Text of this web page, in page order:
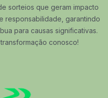
sorteios que geram impacto
responsabilidade, garantindo
para causas significativas.
conosco!